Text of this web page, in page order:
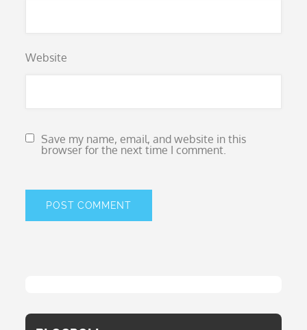
Website
Save my name, email, and website in this
browser for the next time I comment.